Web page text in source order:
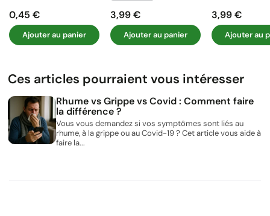
Prix
0,45 €
Ajouter au panier
Prix
3,99 €
Ajouter au panier
Prix
3,99 €
Ajouter au
Ces articles pourraient vous intéresser
Rhume vs Grippe vs Covid : Comment faire
la différence ?
Vous vous demandez si vos symptômes sont liés au
rhume, à la grippe ou au Covid-19 ? Cet article vous aide à
faire la...